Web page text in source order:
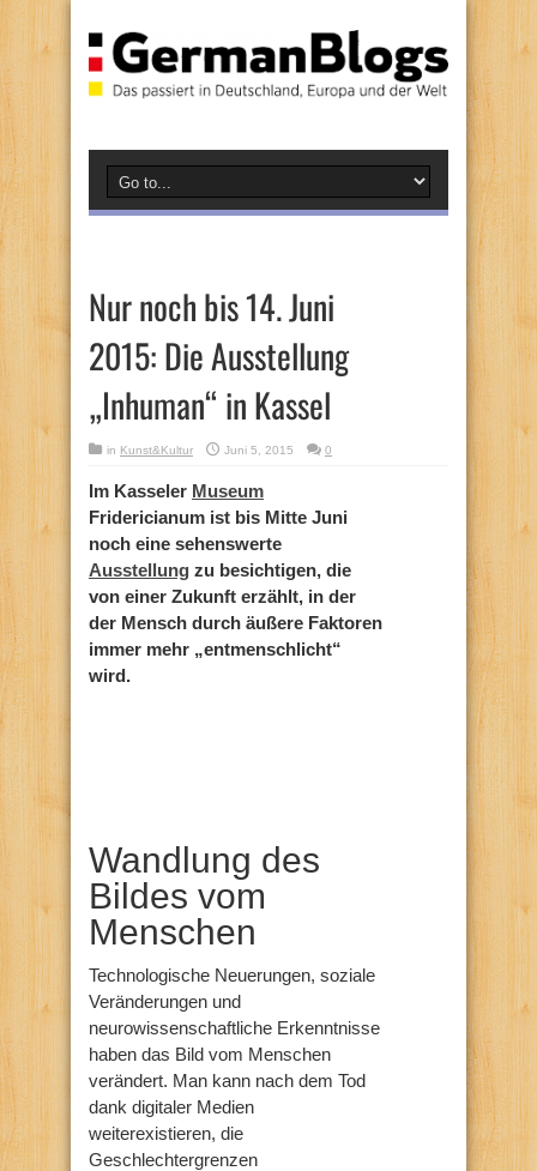
Nur noch bis 14. Juni
2015: Die Ausstellung
„Inhuman“ in Kassel
in Kunst&Kultur Juni 5, 2015 0
Im Kasseler Museum
Fridericianum ist bis Mitte Juni
noch eine sehenswerte
Ausstellung zu besichtigen, die
von einer Zukunft erzählt, in der
der Mensch durch äußere Faktoren
immer mehr „entmenschlicht“
wird.
Wandlung des
Bildes vom
Menschen
Technologische Neuerungen, soziale
Veränderungen und
neurowissenschaftliche Erkenntnisse
haben das Bild vom Menschen
verändert. Man kann nach dem Tod
dank digitaler Medien
weiterexistieren, die
Geschlechtergrenzen